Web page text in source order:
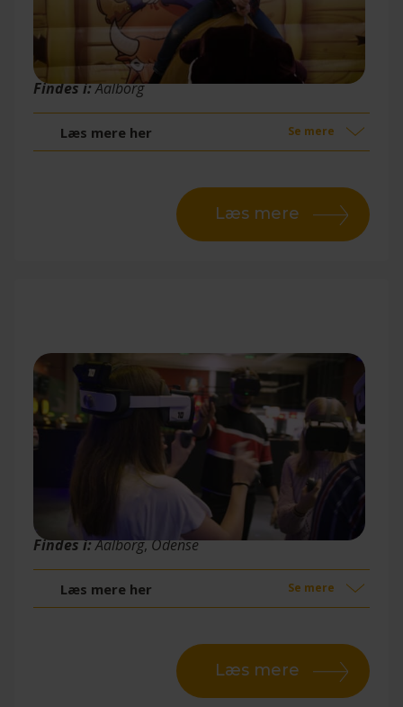
Wilt Actionpark
Findes i:Aalborg
Se mere
Læs mere her
Læs mere
Virtual Reality
Findes i:Aalborg,Odense
Se mere
Læs mere her
Læs mere